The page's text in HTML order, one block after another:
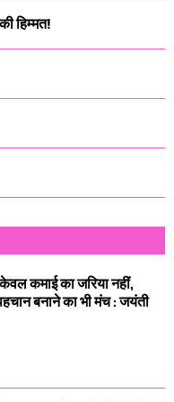
हिम्मत!
कमाई का जरिया नहीं,
बनाने का भी मंच : जयंती